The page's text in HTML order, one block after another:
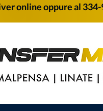
online oppure al